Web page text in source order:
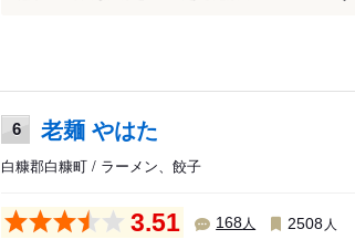
6 老麺 やはた
白糠郡白糠町 / ラーメン、餃子
3.51 168人 2508 人